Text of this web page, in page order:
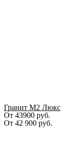
Гранит М2 Люкс
От 43900 руб.
От 42 900 руб.